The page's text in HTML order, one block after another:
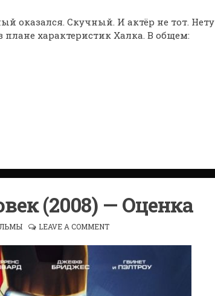
оказался. Скучный. И актёр не тот. Нету
характеристик Халка. В общем:
(2008) — Оценка
LEAVE A COMMENT